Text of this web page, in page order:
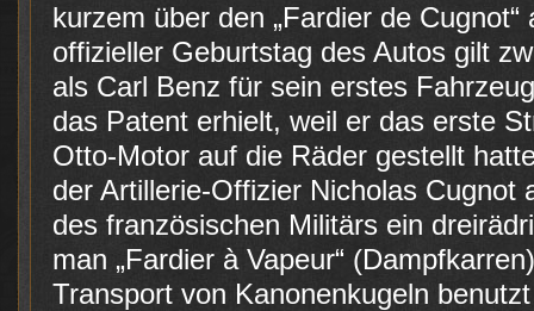
kurzem über den „Fardier de
offizieller Geburtstag des Autos gilt
als Carl Benz für sein erstes
das Patent erhielt, weil er das erste
Otto-Motor auf die Räder gestellt
der Artillerie-Offizier Nicholas Cugnot
des französischen Militärs ein
man „Fardier à Vapeur“
Transport von Kanonenkugeln